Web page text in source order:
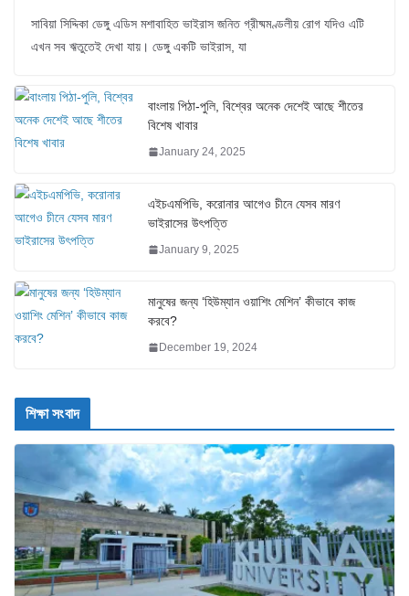
সাবিয়া সিদ্দিকা ডেঙ্গু এডিস মশাবাহিত ভাইরাস জনিত গ্রীষ্মমণ্ডলীয় রোগ যদিও এটি
এখন সব ঋতুতেই দেখা যায়। ডেঙ্গু একটি ভাইরাস, যা
বাংলায় পিঠা-পুলি, বিশ্বের অনেক দেশেই আছে শীতের
বিশেষ খাবার
January 24, 2025
এইচএমপিভি, করোনার আগেও চীনে যেসব মারণ
ভাইরাসের উৎপত্তি
January 9, 2025
মানুষের জন্য ‘হিউম্যান ওয়াশিং মেশিন’ কীভাবে কাজ
করবে?
December 19, 2024
শিক্ষা সংবাদ